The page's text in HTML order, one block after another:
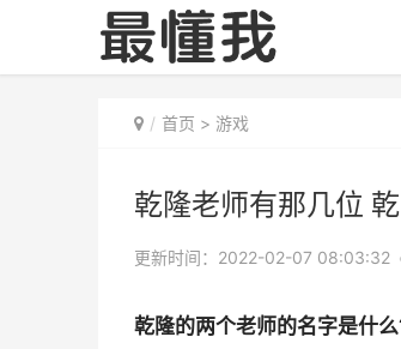
首页 > 游戏
乾隆老师有那几位
更新时间：2022-02-07 08:03:32
乾隆的两个老师的名字是什